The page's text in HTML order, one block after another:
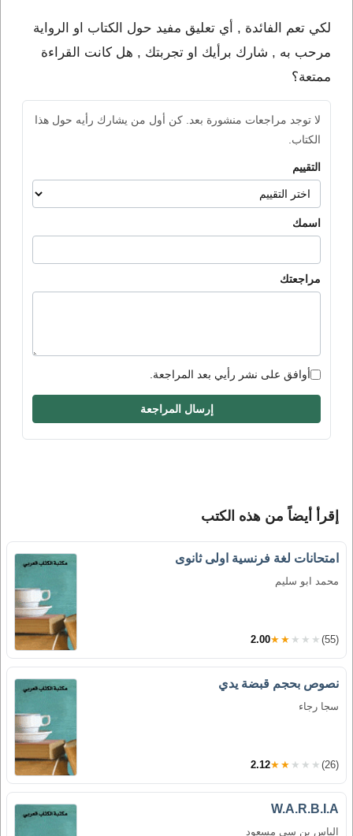
لكي تعم الفائدة , أي تعليق مفيد حول الكتاب او الرواية
مرحب به , شارك برأيك او تجربتك , هل كانت القراءة
ممتعة؟
لا توجد مراجعات منشورة بعد. كن أول من يشارك رأيه حول هذا
الكتاب.
التقييم
اسمك
مراجعتك
أوافق على نشر رأيي بعد المراجعة.
إرسال المراجعة
إقرأ أيضاً من هذه الكتب
امتحانات لغة فرنسية اولى ثانوى
محمد ابو سليم
2.00★★★★★ (55)
نصوص بحجم قبضة يدي
سجا رجاء
2.12★★★★★ (26)
W.A.R.B.I.A
الياس بن سي مسعود‎